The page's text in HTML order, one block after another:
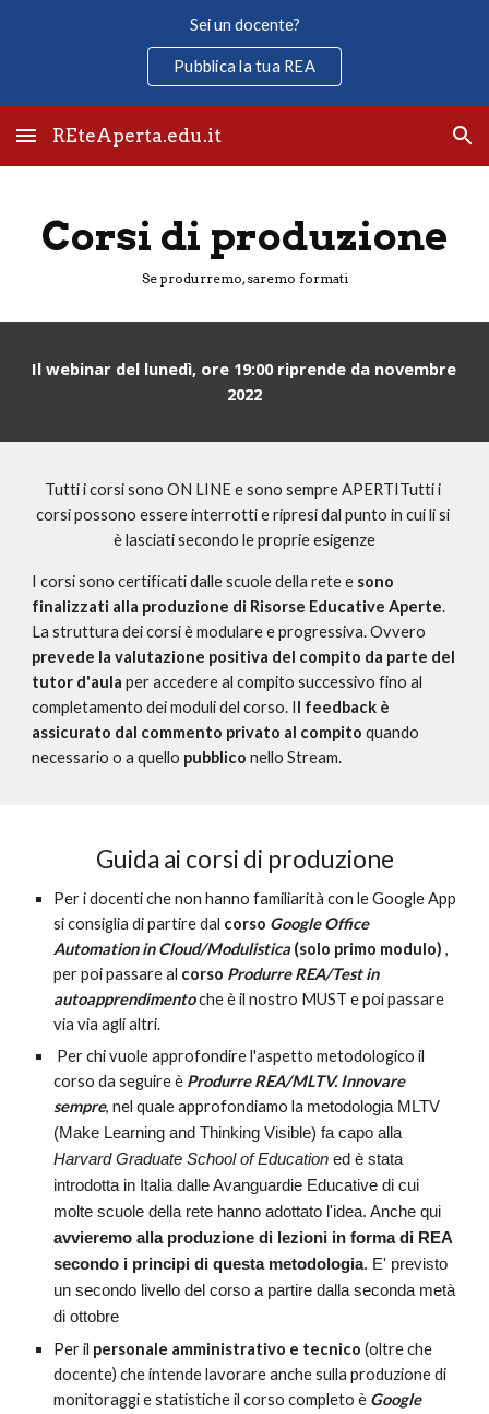
Sei un docente?
Pubblica la tua REA
REteAperta.edu.it
Corsi di produzione
Se produrremo, saremo formati
Il webinar del lunedì, ore 19:00 riprende da novembre
2022
Tutti i corsi sono ON LINE e sono sempre APERTITutti i
corsi possono essere interrotti e ripresi dal punto in cui li si
è lasciati secondo le proprie esigenze
I corsi sono certificati dalle scuole della rete e sono
finalizzati alla produzione di Risorse Educative Aperte.
prevede la valutazione positiva del compito da parte del
tutor d'aula per accedere al compito successivo fino al
completamento dei moduli del corso. Il feedback è
assicurato dal commento privato al compito quando
necessario o a quello pubblico nello Stream.
Guida ai corsi di produzione
Per i docenti che non hanno familiarità con le Google App
si consiglia di partire dal corso Google Office
Automation in Cloud/Modulistica (solo primo modulo) ,
per poi passare al corso Produrre REA/Test in
autoapprendimentoche è il nostro MUST e poi passare
via via agli altri.
corso da seguire è Produrre REA/MLTV. Innovare
sempre, nel quale approfondiamo la metodologia MLTV
Harvard Graduate School of Education ed è stata
introdotta in Italia dalle Avanguardie Educative di cui
avvieremo alla produzione di lezioni in forma di REA
secondo i principi di questa metodologia. E' previsto
un secondo livello del corso a partire dalla seconda metà
di ottobre
Per il personale amministrativo e tecnico (oltre che
docente) che intende lavorare anche sulla produzione di
monitoraggi e statistiche il corso completo è Google